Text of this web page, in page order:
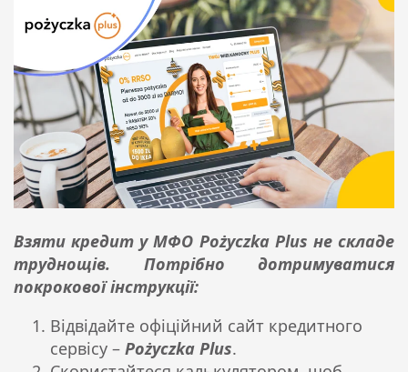
Взяти кредит у МФО Pożyczka Plus не складе
труднощів. Потрібно дотримуватися
покрокової інструкції:
Відвідайте офіційний сайт кредитного
сервісу – Pożyczka Plus.